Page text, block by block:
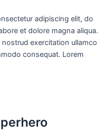
adipiscing elit, do
et dolore magna aliqua.
exercitation ullamco
consequat. Lorem